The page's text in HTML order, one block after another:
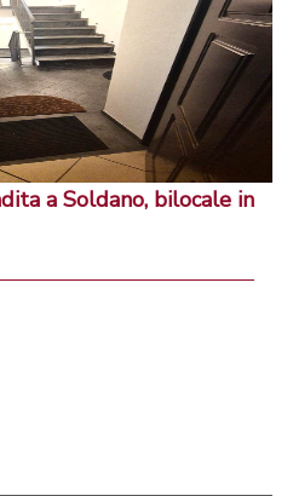
a Soldano, bilocale in